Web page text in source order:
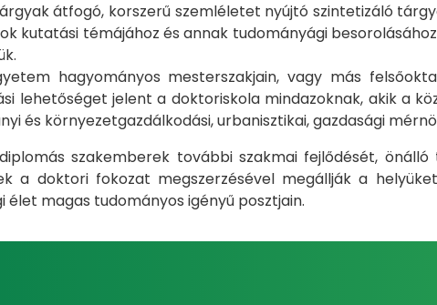
átfogó, korszerű szemléletet nyújtó szintetizáló
kutatási témájához és annak tudományági
hagyományos mesterszakjain, vagy más
lehetőséget jelent a doktoriskola mindazoknak, akik a
és környezetgazdálkodási, urbanisztikai, gazdasági
szakemberek további szakmai fejlődését,
a doktori fokozat megszerzésével megállják a
magas tudományos igényű posztjain.